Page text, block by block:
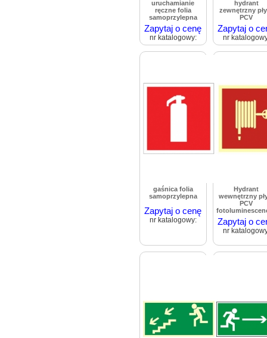
uruchamianie
ręczne folia
samoprzylepna
Zapytaj o cenę
nr katalogowy:
hydrant
zewnętrzny
PCV
Zapytaj o
nr
gaśnica folia
samoprzylepna
Zapytaj o cenę
nr katalogowy:
Hydrant
wewnętrzny
PCV
Zapytaj o
nr